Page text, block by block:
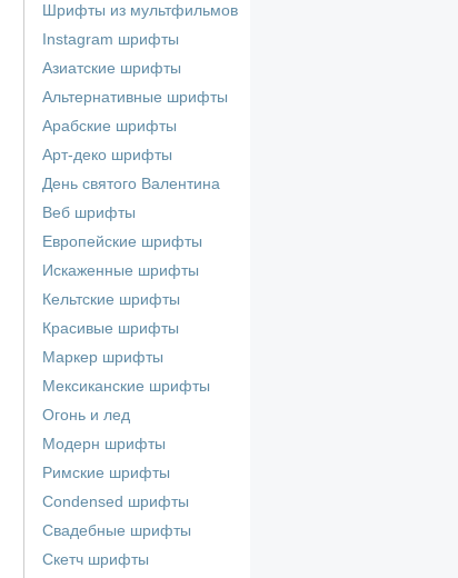
Шрифты из мультфильмов
Instagram шрифты
Азиатские шрифты
Альтернативные шрифты
Арабские шрифты
Арт-деко шрифты
День святого Валентина
Веб шрифты
Европейские шрифты
Искаженные шрифты
Кельтские шрифты
Красивые шрифты
Маркер шрифты
Мексиканские шрифты
Огонь и лед
Модерн шрифты
Римские шрифты
Сondensed шрифты
Свадебные шрифты
Скетч шрифты